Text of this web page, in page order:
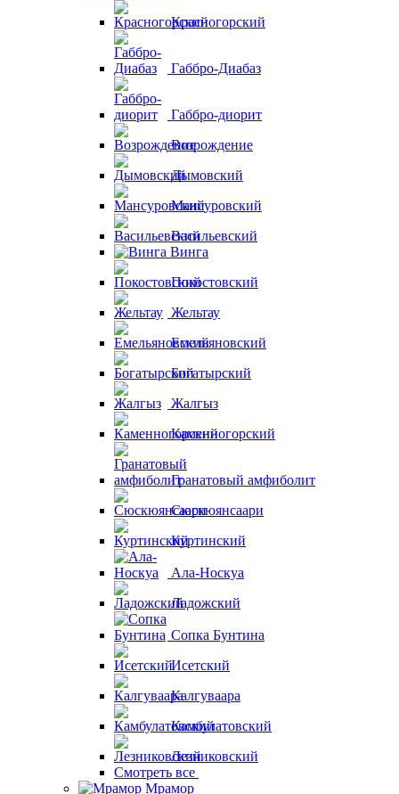
Красногорский
Габбро-Диабаз
Габбро-диорит
Возрождение
Дымовский
Мансуровский
Васильевский
Винга
Покостовский
Жельтау
Емельяновский
Богатырский
Жалгыз
Каменногорский
Гранатовый амфиболит
Сюскюянсаари
Куртинский
Ала-Носкуа
Ладожский
Сопка Бунтина
Исетский
Калгуваара
Камбулатовский
Лезниковский
Смотреть все
Мрамор